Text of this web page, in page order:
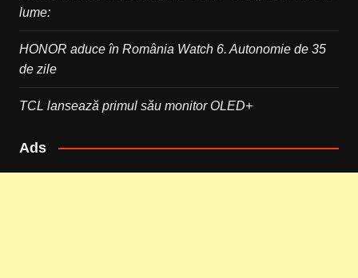
lume:
HONOR aduce în România Watch 6. Autonomie de 35
de zile
TCL lansează primul său monitor OLED+
Ads